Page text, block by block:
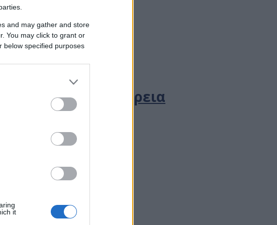
and may gather and store
You may click to grant or
below specified purposes
it
στην Περιφέρεια